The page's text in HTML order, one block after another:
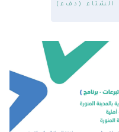
الشتاء (دفء)